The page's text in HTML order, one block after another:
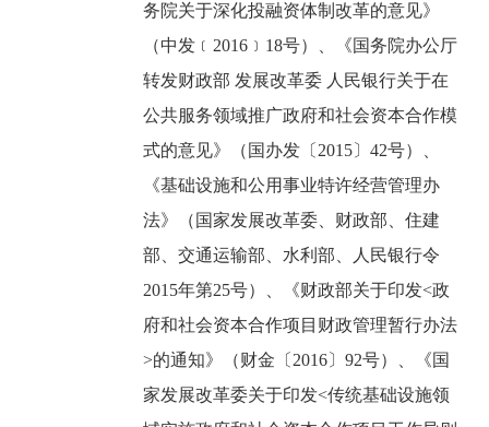
务院关于深化投融资体制改革的意见》
（中发﹝2016﹞18号）、《国务院办公厅
转发财政部 发展改革委 人民银行关于在
公共服务领域推广政府和社会资本合作模
式的意见》（国办发〔2015〕42号）、
《基础设施和公用事业特许经营管理办
法》（国家发展改革委、财政部、住建
部、交通运输部、水利部、人民银行令
2015年第25号）、《财政部关于印发<政
府和社会资本合作项目财政管理暂行办法
>的通知》（财金〔2016〕92号）、《国
家发展改革委关于印发<传统基础设施领